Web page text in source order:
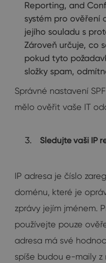
Reporting, and
systém pro ověření
jejího souladu s
Zároveň určuje, co
pokud tyto
složky spam,
Správné nastavení
mělo ověřit vaše IT
Sledujte vaši IP
IP adresa je číslo
doménu, které je
zprávy jejím jménem.
používejte pouze
adresa má své
spíše budou e-maily